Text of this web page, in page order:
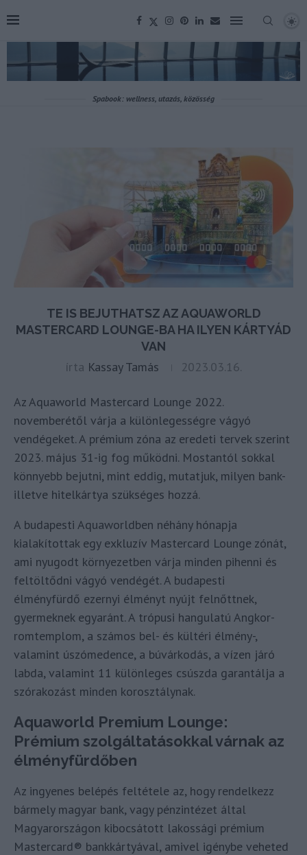
Spabook: wellness, utazás, közösség
TE IS BEJUTHATSZ AZ AQUAWORLD
MASTERCARD LOUNGE-BA HA ILYEN KÁRTYÁD
VAN
írta Kassay Tamás 2023.03.16.
Az Aquaworld Mastercard Lounge 2022.
novemberétől várja a különlegességre vágyó
vendégeket. A prémium zóna az eredeti tervek szerint
2023. május 31-ig fog működni. Mostantól sokkal
könnyebb bejutni, mint eddig, mutatjuk, milyen bank-
illetve hitelkártya szükséges hozzá.
A budapesti Aquaworldben néhány hónapja
kialakítottak egy exkluzív Mastercard Lounge zónát,
ami nyugodt környezetben várja minden pihenni és
feltöltődni vágyó vendégét. A budapesti
élményfürdő ezernyi élményt nyújt felnőttnek,
gyermeknek egyaránt. A trópusi hangulatú Angkor-
romtemplom, a számos bel- és kültéri élmény-,
valamint úszómedence, a búvárkodás, a vízen járó
labda, valamint 11 különleges csúszda garantálja a
szórakozást minden korosztálynak.
Aquaworld Premium Lounge:
Prémium szolgáltatásokkal várnak az
élményfürdőben
Az ingyenes belépés feltétele az, hogy rendelkezz
bármely magyar bank, vagy pénzintézet által
Magyarországon kibocsátott lakossági prémium
Mastercard® bankkártyával, amivel igénybe veheted